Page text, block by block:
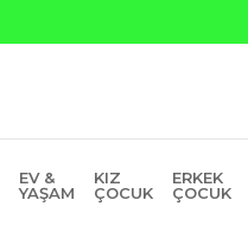
EV &
YAŞAM
KIZ
ÇOCUK
ERKEK
ÇOCUK